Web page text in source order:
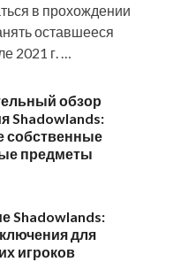
в прохождении
оставшееся
2021 г. …
обзор
Shadowlands:
собственные
предметы
Shadowlands:
для
игроков